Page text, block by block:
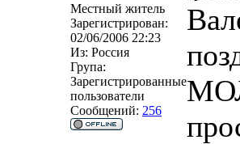
Местный житель
Зарегистрирован:
02/06/2006 22:23
Из: Россия
Група:
Зарегистрированные
пользователи
Сообщений: 256